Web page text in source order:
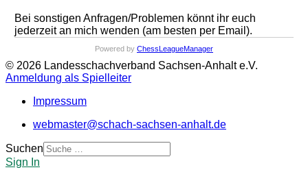
Bei sonstigen Anfragen/Problemen könnt ihr euch
jederzeit an mich wenden (am besten per Email).
Powered by ChessLeagueManager
© 2026 Landesschachverband Sachsen-Anhalt e.V.
Anmeldung als Spielleiter
Impressum
webmaster@schach-sachsen-anhalt.de
Suchen
Sign In